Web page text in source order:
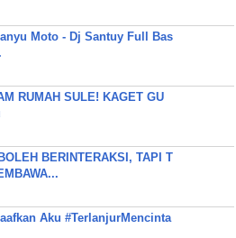
Moto - Dj Santuy Full Bas
RUMAH SULE! KAGET GU
BERINTERAKSI, TAPI T
Aku #TerlanjurMencinta